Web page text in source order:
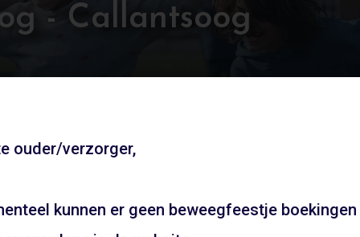
- Callantsoog
FEESTJE IN SINTERKLAAS OF
ouder/verzorger,
kunnen er geen beweegfeestje boekingen